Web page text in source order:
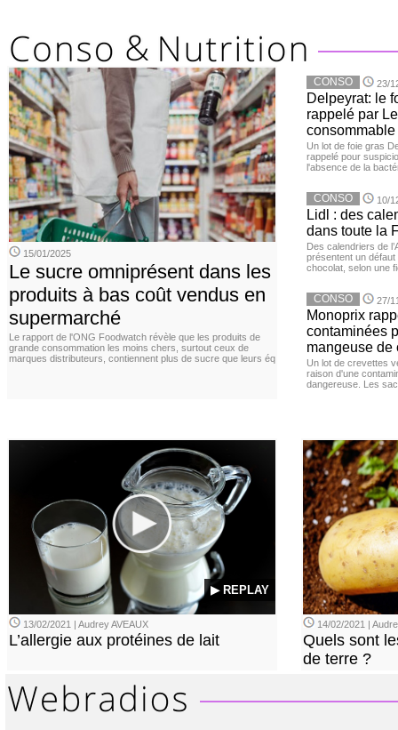
15/01/2025
Le sucre omniprésent dans les
produits à bas coût vendus en
supermarché
Le rapport de l'ONG Foodwatch révèle que les produits de
grande consommation les moins chers, surtout ceux de
marques distributeurs, contiennent plus de sucre que leurs éq
CONSO 23/
Delpeyrat: le
rappelé par
consommable
Un lot de foie gras
rappelé pour
l'absence de la
CONSO 10/
Lidl : des
dans toute la
Des calendriers de
présentent un défaut
chocolat, selon une
CONSO 27/
Monoprix
contaminées
mangeuse de
Un lot de crevettes
raison d'une
dangereuse. Les
▶ REPLAY
13/02/2021 | Audrey AVEAUX
L’allergie aux protéines de lait
14/02/2021 |
Quels sont
de terre ?